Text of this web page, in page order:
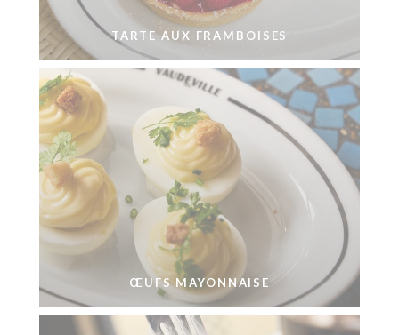
TARTE AUX FRAMBOISES
ŒUFS MAYONNAISE